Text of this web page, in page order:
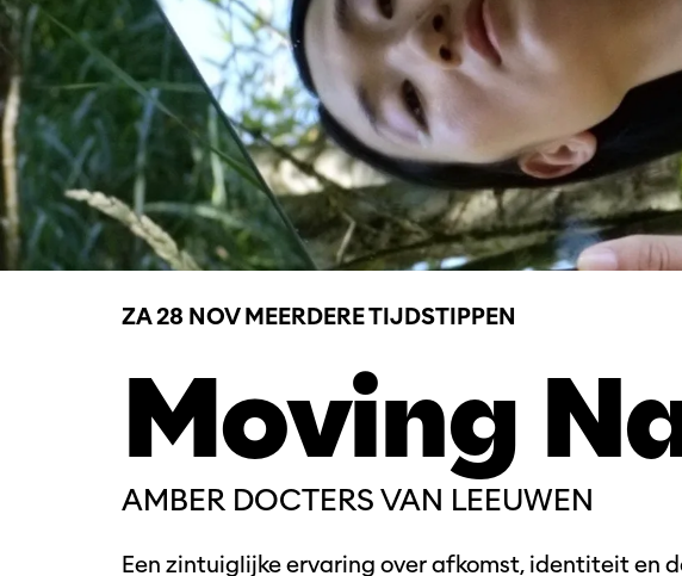
Moving
AMBER DOCTERS VAN LEEUWEN
ZA 28 NOVMEERDERE TIJDSTIPPEN
Een zintuiglijke ervaring over afkomst, identiteit en